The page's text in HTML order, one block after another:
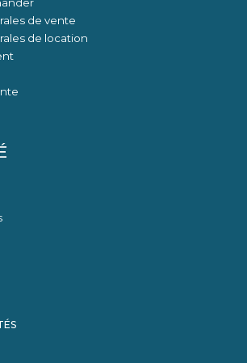
de vente
de location